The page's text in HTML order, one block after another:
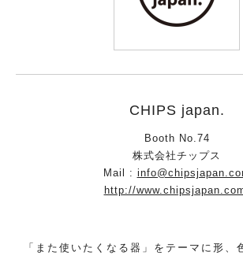
CHIPS japan.
Booth No.74
株式会社チップス
Mail :
http://
「また使いたくなる器」をテーマに形、